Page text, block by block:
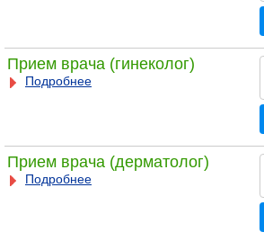
Прием врача (гинеколог)
Подробнее
Прием врача (дерматолог)
Подробнее